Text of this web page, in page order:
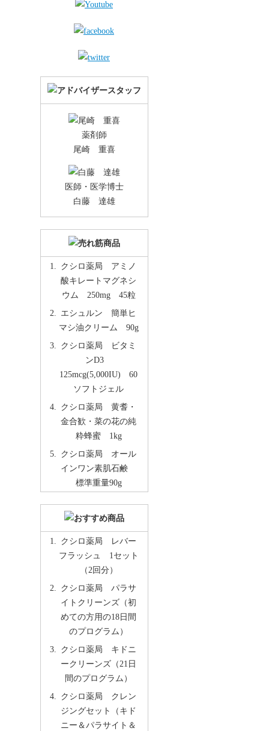
薬剤師
尾崎 重喜
医師・医学博士
白藤 達雄
クシロ薬局 アミノ
酸キレートマグネシ
ウム 250mg 45粒
エシュルン 簡単ヒ
マシ油クリーム 90g
クシロ薬局 ビタミ
ンD3
125mcg(5,000IU) 60
ソフトジェル
クシロ薬局 黄耆・
金合歓・菜の花の純
粋蜂蜜 1kg
クシロ薬局 オール
インワン素肌石鹸
標準重量90g
クシロ薬局 レバー
フラッシュ 1セット
（2回分）
クシロ薬局 パラサ
イトクリーンズ（初
めての方用の18日間
のプログラム）
クシロ薬局 キドニ
ークリーンズ（21日
間のプログラム）
クシロ薬局 クレン
ジングセット（キド
ニー＆パラサイト＆